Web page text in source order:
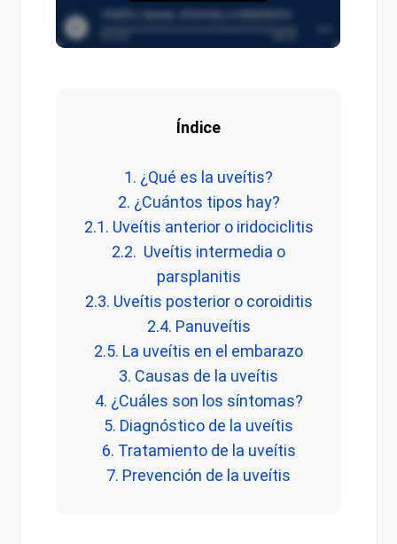
Índice
1. ¿Qué es la uveítis?
2. ¿Cuántos tipos hay?
2.1. Uveítis anterior o iridociclitis
2.2. Uveítis intermedia o
parsplanitis
2.3. Uveítis posterior o coroiditis
2.4. Panuveítis
2.5. La uveítis en el embarazo
3. Causas de la uveítis
4. ¿Cuáles son los síntomas?
5. Diagnóstico de la uveítis
6. Tratamiento de la uveítis
7. Prevención de la uveítis